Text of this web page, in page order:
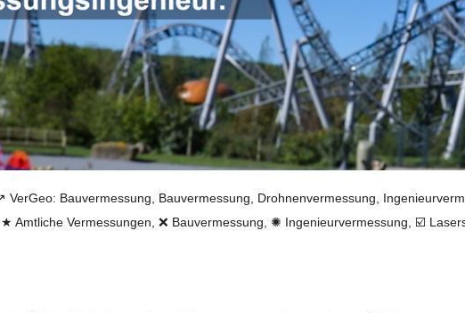
VerGeo: Bauvermessung, Bauvermessung, Drohnenvermessung,
Amtliche Vermessungen, ❌ Bauvermessung, ✺ Ingenieurvermessung, ☑️